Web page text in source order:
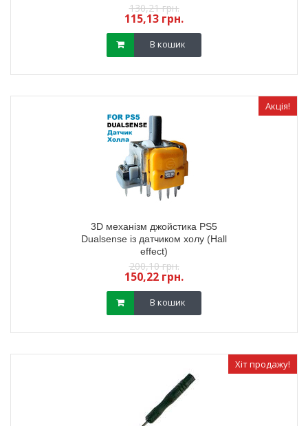
130,21 грн.
115,13 грн.
В кошик
Акція!
3D механізм джойстика PS5
Dualsense із датчиком холу (Hall
effect)
200,10 грн.
150,22 грн.
В кошик
Хіт продажу!